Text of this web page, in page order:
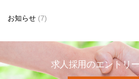
お知らせ (7)
求人採用のエントリ